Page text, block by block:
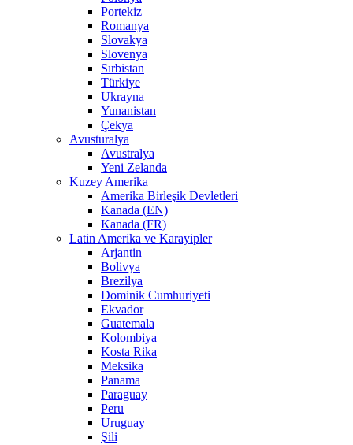
Portekiz
Romanya
Slovakya
Slovenya
Sırbistan
Türkiye
Ukrayna
Yunanistan
Çekya
Avusturalya
Avustralya
Yeni Zelanda
Kuzey Amerika
Amerika Birleşik Devletleri
Kanada (EN)
Kanada (FR)
Latin Amerika ve Karayipler
Arjantin
Bolivya
Brezilya
Dominik Cumhuriyeti
Ekvador
Guatemala
Kolombiya
Kosta Rika
Meksika
Panama
Paraguay
Peru
Uruguay
Şili